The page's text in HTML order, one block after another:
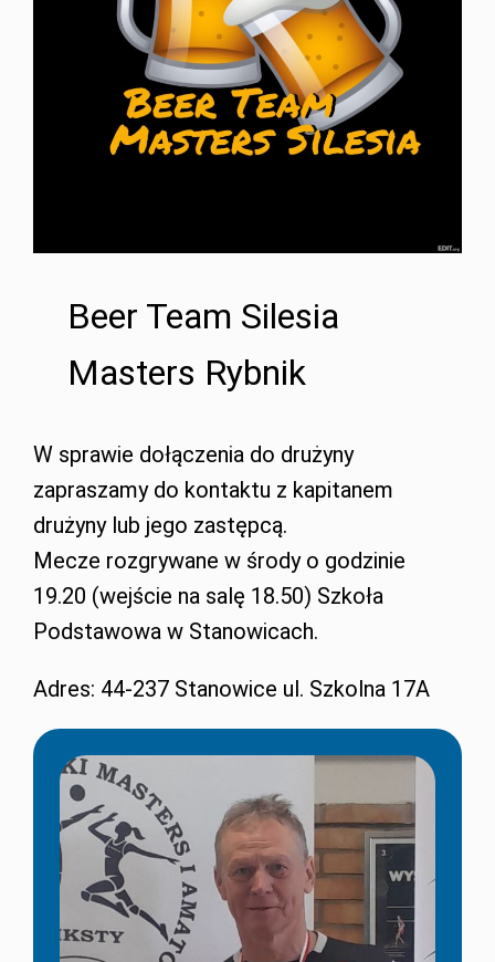
Beer Team Silesia
Masters Rybnik
W sprawie dołączenia do drużyny
zapraszamy do kontaktu z kapitanem
drużyny lub jego zastępcą.
Mecze rozgrywane w środy o godzinie
19.20 (wejście na salę 18.50) Szkoła
Podstawowa w Stanowicach.
Adres: 44-237 Stanowice ul. Szkolna 17A